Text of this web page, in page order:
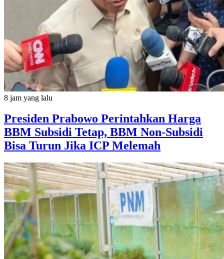
8 jam yang lalu
Presiden Prabowo Perintahkan Harga
BBM Subsidi Tetap, BBM Non-Subsidi
Bisa Turun Jika ICP Melemah